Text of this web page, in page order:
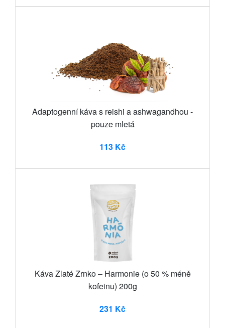
Adaptogenní káva s reishi a ashwagandhou -
pouze mletá
113 Kč
Káva Zlaté Zrnko – Harmonie (o 50 % méně
kofeinu) 200g
231 Kč